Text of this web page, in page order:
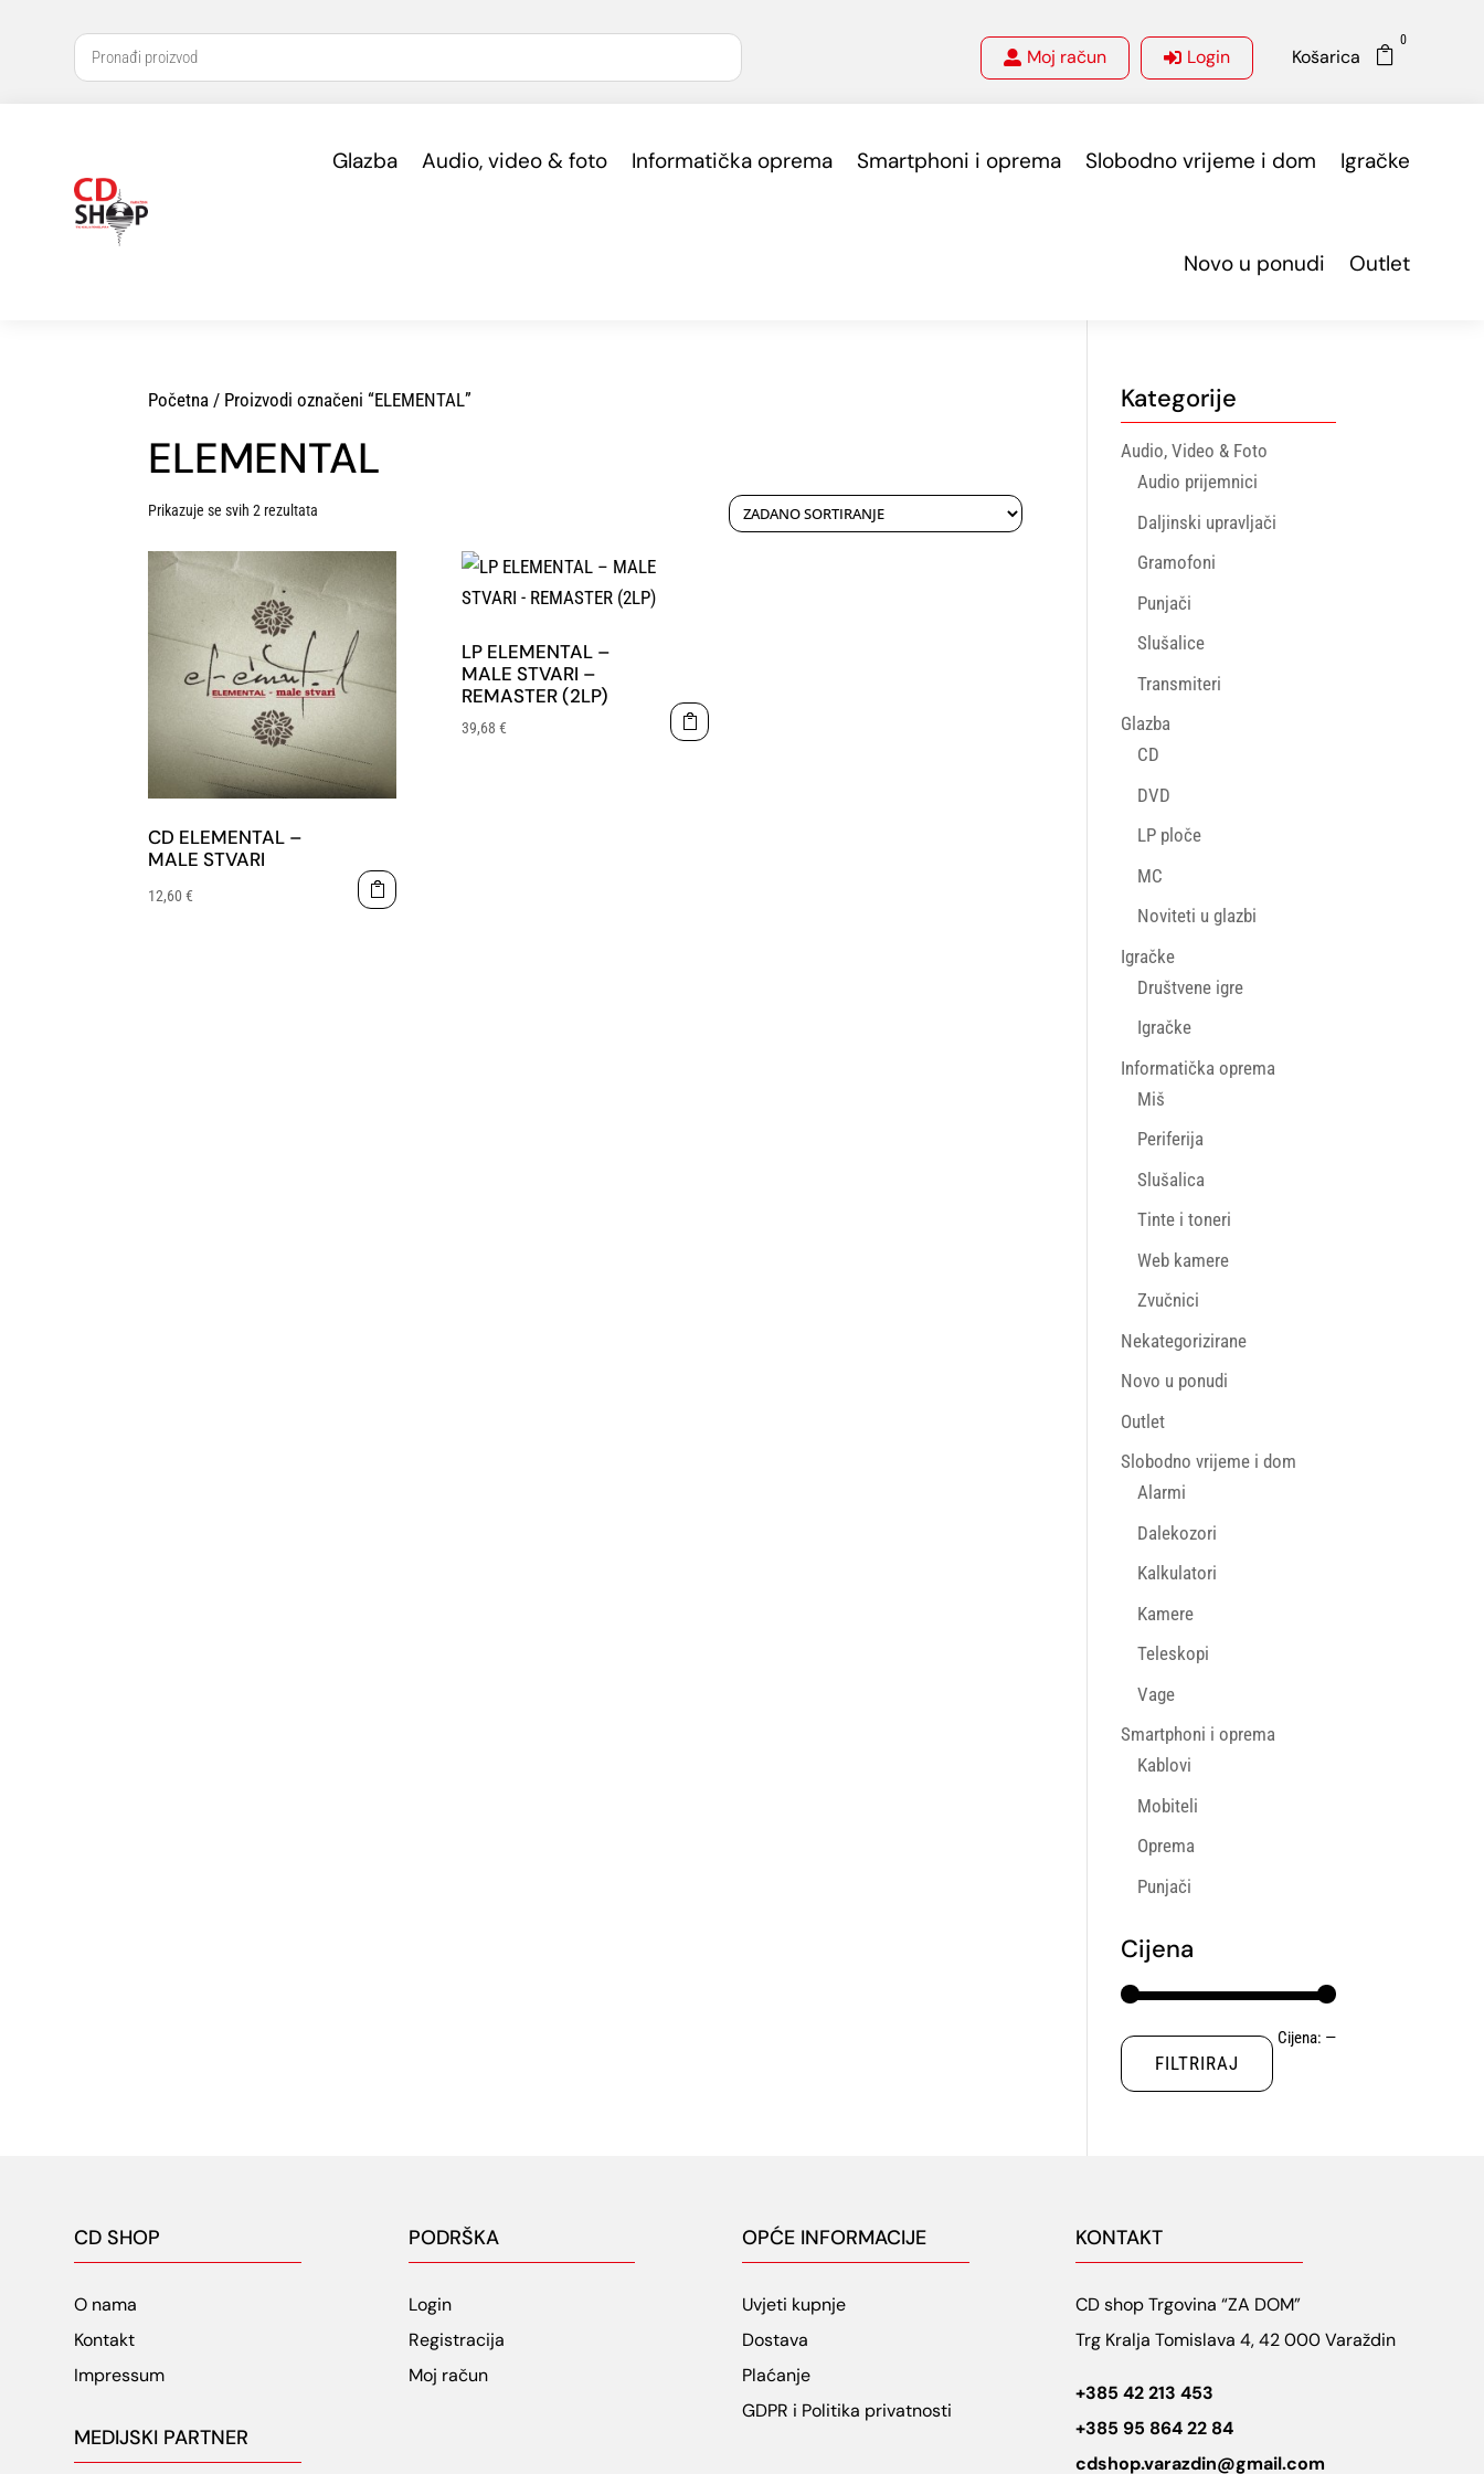
 Moj račun  Login Košarica 
0
Glazba Audio, video & foto Informatička oprema Smartphoni i oprema Slobodno vrijeme i dom Igračke
Novo u ponudi Outlet
Početna / Proizvodi označeni “ELEMENTAL”
ELEMENTAL
Prikazuje se svih 2 rezultata
CD ELEMENTAL –
MALE STVARI
12,60€
LP ELEMENTAL –
MALE STVARI –
REMASTER (2LP)
39,68 €
Kategorije
Audio, Video & Foto
Audio prijemnici
Daljinski upravljači
Gramofoni
Punjači
Slušalice
Transmiteri
Glazba
CD
DVD
LP ploče
MC
Noviteti u glazbi
Igračke
Društvene igre
Igračke
Informatička oprema
Miš
Periferija
Slušalica
Tinte i toneri
Web kamere
Zvučnici
Nekategorizirane
Novo u ponudi
Outlet
Slobodno vrijeme i dom
Alarmi
Dalekozori
Kalkulatori
Kamere
Teleskopi
Vage
Smartphoni i oprema
Kablovi
Mobiteli
Oprema
Punjači
Cijena
Min
Maks
FILTRIRAJ
Cijena: —
CD SHOP
O nama
Kontakt
Impressum
MEDIJSKI PARTNER
PODRŠKA
Login
Registracija
Moj račun
OPĆE INFORMACIJE
Uvjeti kupnje
Dostava
Plaćanje
GDPR i Politika privatnosti
KONTAKT
CD shop Trgovina “ZA DOM”
Trg Kralja Tomislava 4, 42 000 Varaždin
+385 42 213 453
+385 95 864 22 84
cdshop.varazdin@gmail.com